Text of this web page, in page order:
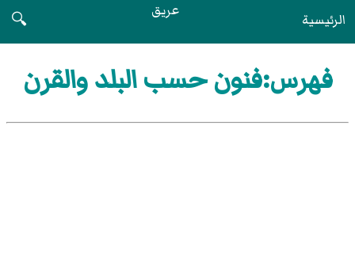
الرئيسية عريق
🔍
فهرس:فنون حسب البلد والقرن